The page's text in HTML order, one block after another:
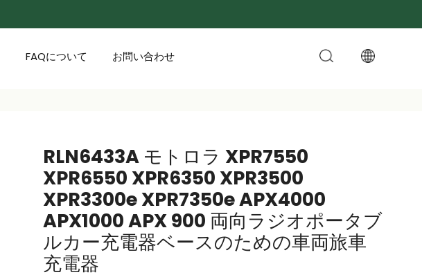
FAQについて お問い合わせ
RLN6433A モトロラ XPR7550
XPR6550 XPR6350 XPR3500
XPR3300e XPR7350e APX4000
APX1000 APX 900 両向ラジオポータブ
ルカー充電器ベースのための車両旅車
充電器